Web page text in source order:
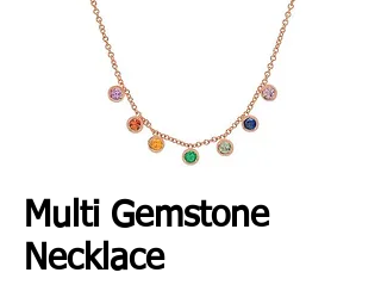
Multi Gemstone
Necklace